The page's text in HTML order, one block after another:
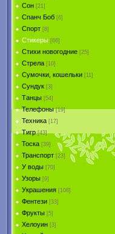
Сон [21]
Спанч Боб [6]
Спорт [8]
Стикеры [66]
Стихи новогодние [25]
Стрела [10]
Сумочки, кошельки [11]
Сундук [3]
Танцы [54]
Телефоны [19]
Техника [17]
Тигр [43]
Тоска [39]
Транспорт [23]
У воды [70]
Узоры [9]
Украшения [108]
Фентези [33]
Фрукты [5]
Хелоуин [3]